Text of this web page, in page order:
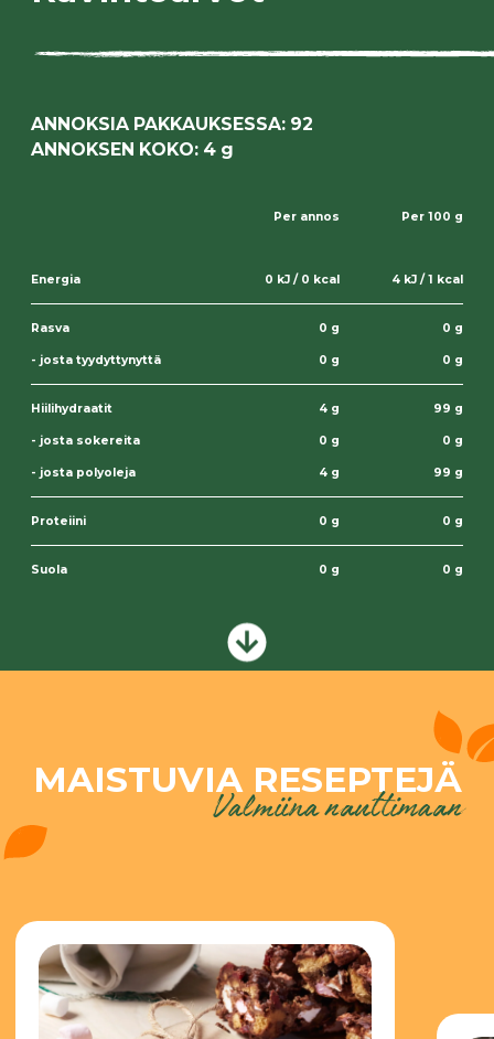
ANNOKSIA PAKKAUKSESSA: 92
ANNOKSEN KOKO: 4 g
Per annos Per 100 g
Energia
Rasva
- josta tyydyttynyttä
Hiilihydraatit
- josta sokereita
- josta polyoleja
Proteiini
Suola
0 kJ / 0 kcal
0 g
0 g
4 g
0 g
4 g
0 g
0 g
4 kJ / 1 kcal
0 g
0 g
99 g
0 g
99 g
0 g
0 g
MAISTUVIA RESEPTEJÄ
Valmiina nauttimaan